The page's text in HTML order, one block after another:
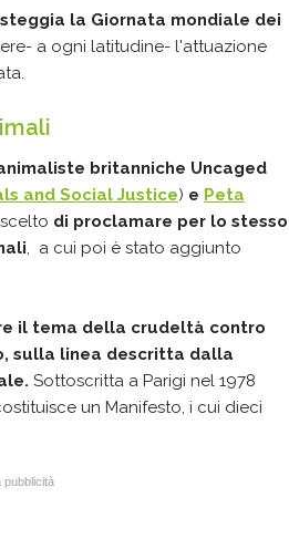
la Giornata mondiale dei
a ogni latitudine- l'attuazione
britanniche Uncaged
and Social Justice) e Peta
di proclamare per lo stesso
, a cui poi è stato aggiunto
il tema della crudeltà contro
sulla linea descritta dalla
Sottoscritta a Parigi nel 1978
un Manifesto, i cui dieci
pubblicità